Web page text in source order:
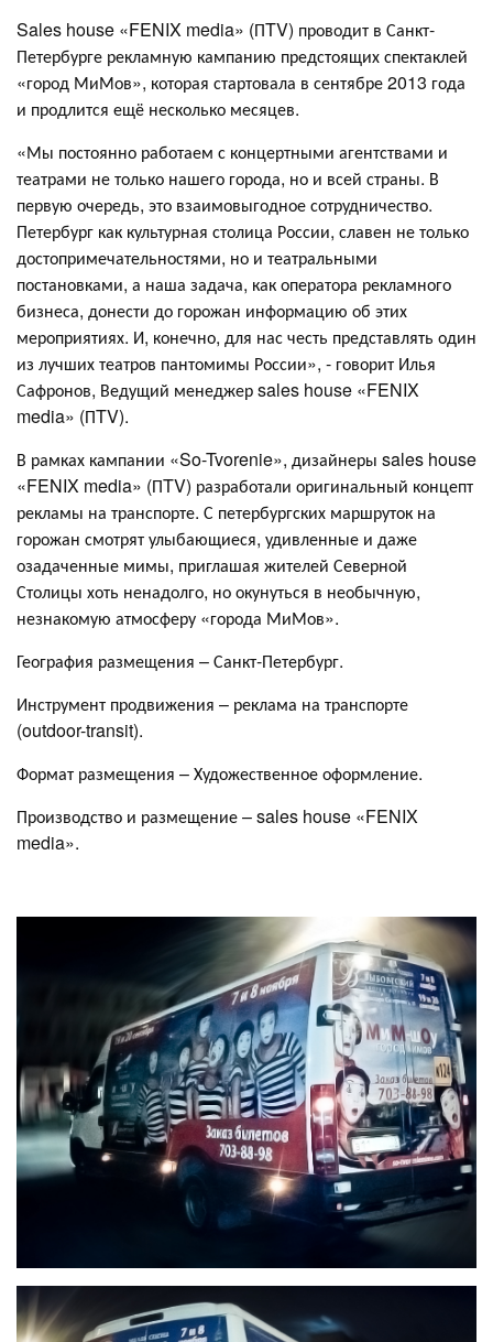
Sales house «FENIX media» (ПTV) проводит в Санкт-
Петербурге рекламную кампанию предстоящих спектаклей
«город МиМов», которая стартовала в сентябре 2013 года
и продлится ещё несколько месяцев.
«Мы постоянно работаем с концертными агентствами и
театрами не только нашего города, но и всей страны. В
первую очередь, это взаимовыгодное сотрудничество.
Петербург как культурная столица России, славен не только
достопримечательностями, но и театральными
постановками, а наша задача, как оператора рекламного
бизнеса, донести до горожан информацию об этих
мероприятиях. И, конечно, для нас честь представлять один
из лучших театров пантомимы России», - говорит Илья
Сафронов, Ведущий менеджер sales house «FENIX
media» (ПTV).
В рамках кампании «So-Tvorenie», дизайнеры sales house
«FENIX media» (ПTV) разработали оригинальный концепт
рекламы на транспорте. С петербургских маршруток на
горожан смотрят улыбающиеся, удивленные и даже
озадаченные мимы, приглашая жителей Северной
Столицы хоть ненадолго, но окунуться в необычную,
незнакомую атмосферу «города МиМов».
География размещения – Санкт-Петербург.
Инструмент продвижения – реклама на транспорте
(outdoor-transit).
Формат размещения – Художественное оформление.
Производство и размещение – sales house «FENIX
media».